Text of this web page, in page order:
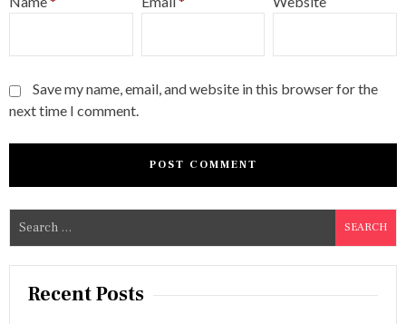
Save my name, email, and website in this browser for the
next time I comment.
e
a
Recent Posts